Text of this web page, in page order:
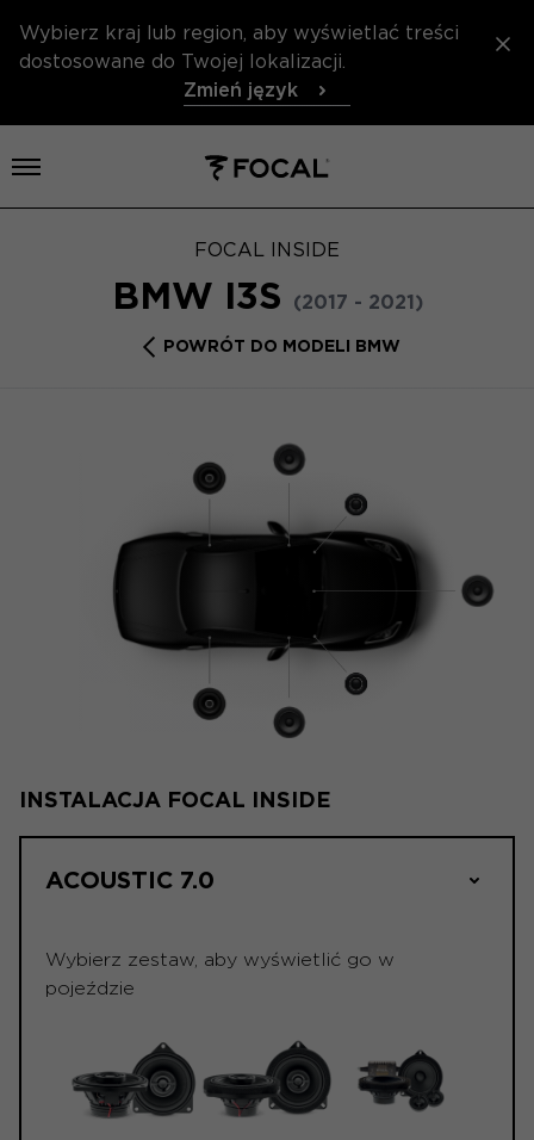
Wybierz kraj lub region, aby wyświetlać treści
dostosowane do Twojej lokalizacji.
Zmień język
Otwórz menu
FOCAL INSIDE
BMW I3S (2017 - 2021)
POWRÓT DO MODELI BMW
INSTALACJA FOCAL INSIDE
ACOUSTIC 7.0
Wybierz zestaw, aby wyświetlić go w
pojeździe